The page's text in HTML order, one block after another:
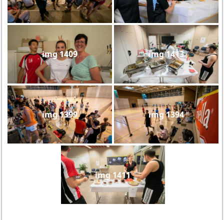
img 1409 img 1413
img 1399 img 1394
img 1411